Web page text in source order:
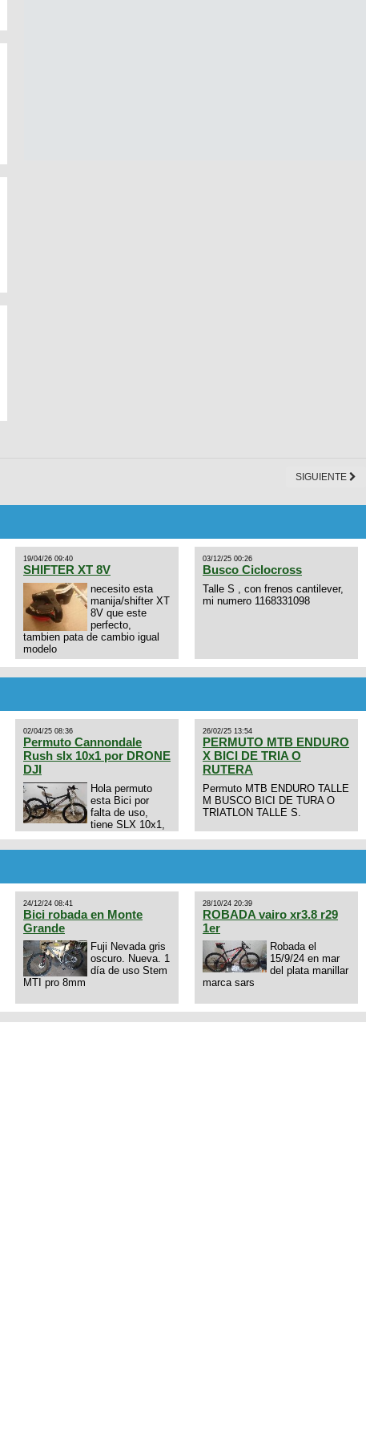
SIGUIENTE
19/04/26 09:40
SHIFTER XT 8V
necesito esta
manija/shifter XT
8V que este
perfecto,
tambien pata de cambio igual
modelo
03/12/25 00:26
Busco Ciclocross
Talle S , con frenos cantilever,
mi numero 1168331098
02/04/25 08:36
Permuto Cannondale
Rush slx 10x1 por DRONE
DJI
Hola permuto
esta Bici por
falta de uso,
tiene SLX 10x1,
Axon tope de gama con
drone de la marca Dji, les dejo
3434568861 saludos
26/02/25 13:54
PERMUTO MTB ENDURO
X BICI DE TRIA O
RUTERA
Permuto MTB ENDURO TALLE
M BUSCO BICI DE TURA O
TRIATLON TALLE S.
24/12/24 08:41
Bici robada en Monte
Grande
Fuji Nevada gris
oscuro. Nueva. 1
día de uso Stem
MTI pro 8mm
28/10/24 20:39
ROBADA vairo xr3.8 r29
1er
Robada el
15/9/24 en mar
del plata manillar
marca sars